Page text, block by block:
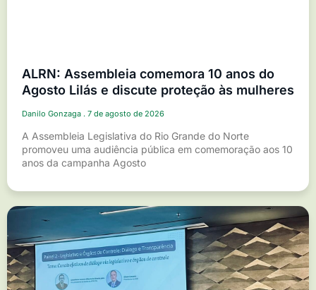
ALRN: Assembleia comemora 10 anos do
Agosto Lilás e discute proteção às mulheres
Danilo Gonzaga 7 de agosto de 2026
A Assembleia Legislativa do Rio Grande do Norte
promoveu uma audiência pública em comemoração aos 10
anos da campanha Agosto